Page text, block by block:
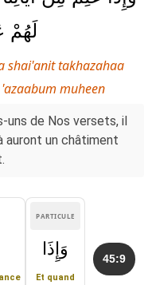
لَهُمْ
shai'anit takhazahaa
muheen
uns de Nos versets, il
auront un châtiment
45:9
PARTICULE
وَإِذَا
Et quand